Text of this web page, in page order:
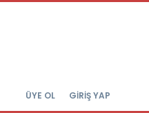
ÜYE OL GİRİŞ YAP